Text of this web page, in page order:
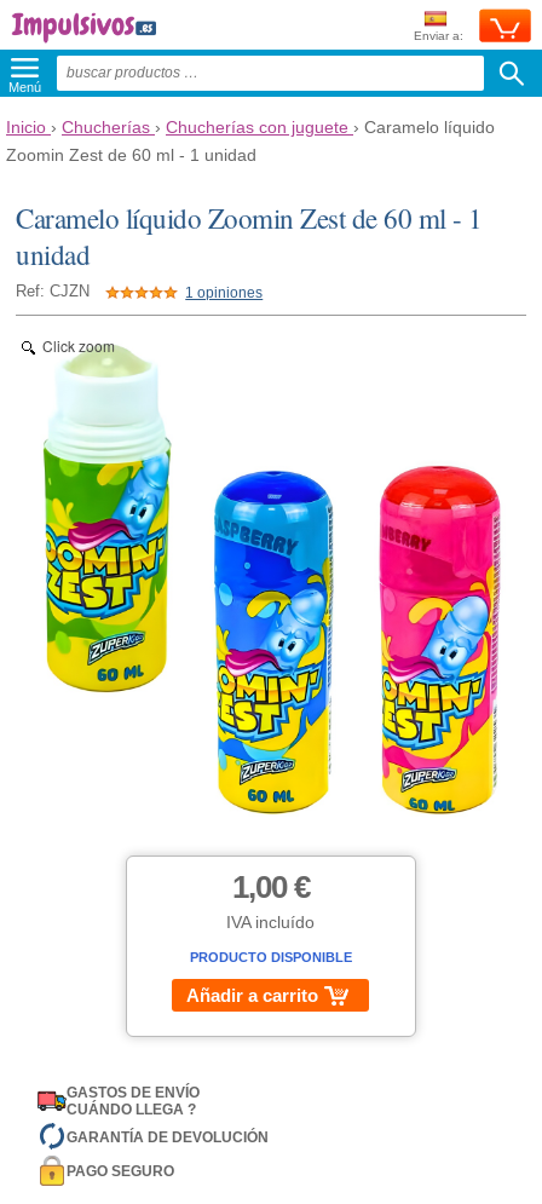
Enviar a:
Menú
Inicio › Chucherías › Chucherías con juguete › Caramelo líquido
Zoomin Zest de 60 ml - 1 unidad
Caramelo líquido Zoomin Zest de 60 ml - 1
unidad
Ref: CJZN 1 opiniones
Click zoom
1,00 €
IVA incluído
PRODUCTO DISPONIBLE
Añadir a carrito
GASTOS DE ENVÍO
CUÁNDO LLEGA ?
GARANTÍA DE DEVOLUCIÓN
PAGO SEGURO